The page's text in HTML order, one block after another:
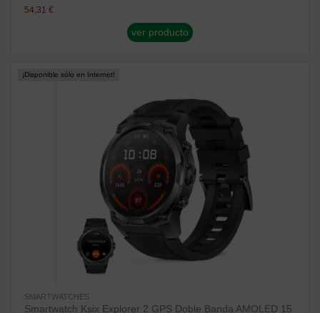
54,31 €
ver producto
¡Disponible sólo en Internet!
SMARTWATCHES
Smartwatch Ksix Explorer 2 GPS Doble Banda AMOLED 15